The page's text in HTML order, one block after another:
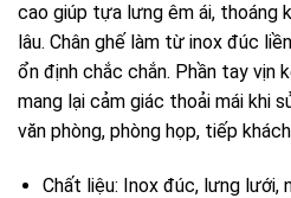
cao giúp tựa lưng êm ái, thoáng
lâu. Chân ghế làm từ inox đúc
ổn định chắc chắn. Phần tay vịn
mang lại cảm giác thoải mái khi
văn phòng, phòng họp, tiếp
Chất liệu: Inox đúc, lưng lưới,